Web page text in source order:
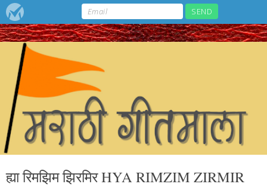
ह्या रिमझिम झिरमिर HYA RIMZIM ZIRMIR